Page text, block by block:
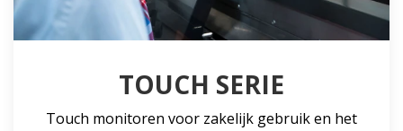
TOUCH SERIE
Touch monitoren voor zakelijk gebruik en het